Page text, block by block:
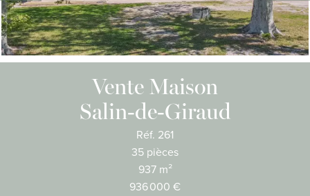
Vente Maison
Salin-de-Giraud
Réf. 261
35 pièces
937 m²
936 000 €